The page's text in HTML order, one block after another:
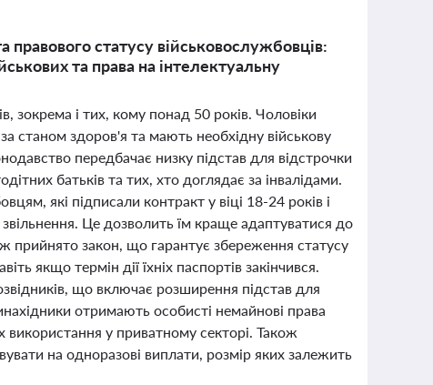
правового статусу військовослужбовців:
та права на інтелектуальну
зокрема і тих, кому понад 50 років. Чоловіки
станом здоров'я та мають необхідну військову
передбачає низку підстав для відстрочки
батьків та тих, хто доглядає за інвалідами.
які підписали контракт у віці 18-24 років і
звільнення. Це дозволить їм краще адаптуватися до
прийнято закон, що гарантує збереження статусу
якщо термін дії їхніх паспортів закінчився.
що включає розширення підстав для
отримають особисті немайнові права
використання у приватному секторі. Також
на одноразові виплати, розмір яких залежить